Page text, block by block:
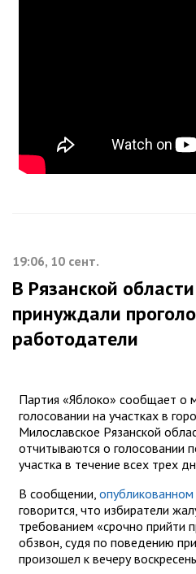
19:06, 10 сент.
В Рязанской
принуждали
работодатели
Партия «Яблоко» сообщает о
голосовании на участках в
Милославское Рязанской
отчитываются о голосовании
участка в течение всех трех
В сообщении, опубликованном
говорится, что избиратели
требованием «срочно прийти
обзвон, судя по поведению
произошел к вечеру